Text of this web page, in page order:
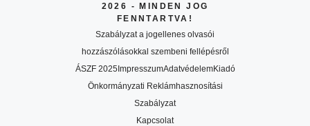
2026 - MINDEN JOG
FENNTARTVA!
Szabályzat a jogellenes olvasói
hozzászólásokkal szembeni fellépésről
ÁSZF 2025ImpresszumAdatvédelemKiadó
Önkormányzati Reklámhasznosítási
Szabályzat
Kapcsolat